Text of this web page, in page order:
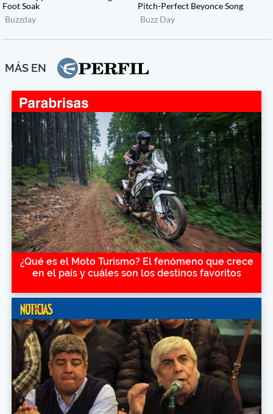
MÁS EN
¿Qué es el Moto Turismo? El fenómeno que crece
en el país y cuáles son los destinos favoritos